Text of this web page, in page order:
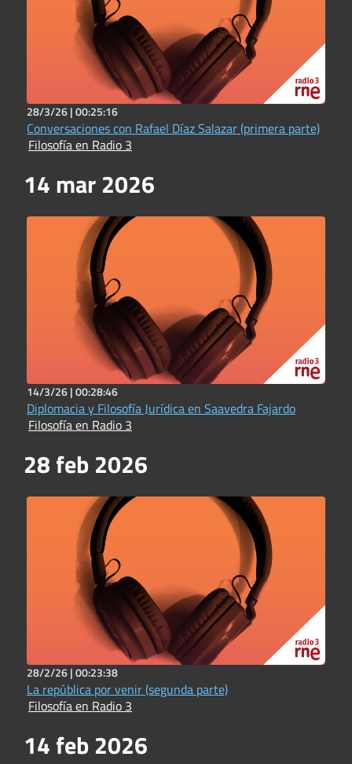
28/3/26 |00:25:16
Conversaciones con Rafael Díaz Salazar (primera parte)
Filosofía en Radio 3
14 mar 2026
14/3/26 |00:28:46
Diplomacia y Filosofía Jurídica en Saavedra Fajardo
Filosofía en Radio 3
28 feb 2026
28/2/26 |00:23:38
La república por venir (segunda parte)
Filosofía en Radio 3
14 feb 2026